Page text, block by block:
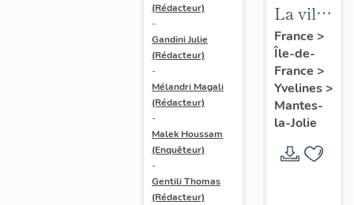
(Rédacteur)
-
Gandini Julie
(Rédacteur)
-
Mélandri Magali
(Rédacteur)
-
Malek Houssam
(Enquêteur)
-
Gentili Thomas
(Rédacteur)
La ville
de
Mantes-
la-Jolie
France >
Île-de-
France >
Yvelines>
Mantes-
la-Jolie